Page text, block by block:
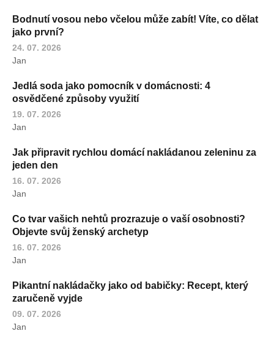
Bodnutí vosou nebo včelou může zabít! Víte, co dělat
jako první?
24. 07. 2026
Jan
Jedlá soda jako pomocník v domácnosti: 4
osvědčené způsoby využití
19. 07. 2026
Jan
Jak připravit rychlou domácí nakládanou zeleninu za
jeden den
16. 07. 2026
Jan
Co tvar vašich nehtů prozrazuje o vaší osobnosti?
Objevte svůj ženský archetyp
16. 07. 2026
Jan
Pikantní nakládačky jako od babičky: Recept, který
zaručeně vyjde
09. 07. 2026
Jan